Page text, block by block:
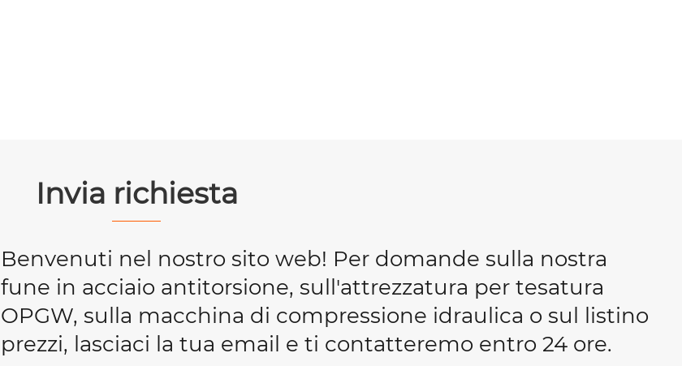
Invia richiesta
Benvenuti nel nostro sito web! Per domande sulla nostra
fune in acciaio antitorsione, sull'attrezzatura per tesatura
OPGW, sulla macchina di compressione idraulica o sul listino
prezzi, lasciaci la tua email e ti contatteremo entro 24 ore.